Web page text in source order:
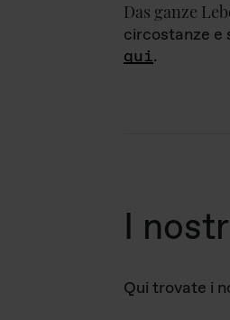
Das ganze
circostanze e
qui.
I
Qui trovate i